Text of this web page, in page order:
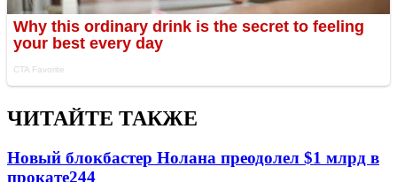
ЧИТАЙТЕ ТАКЖЕ
Новый блокбастер Нолана преодолел $1 млрд в
прокате244